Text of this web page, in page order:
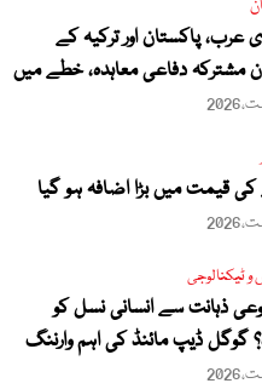
عرب، پاکستان اور ترکیہ کے
مشترکہ دفاعی معاہدہ، خطے میں
شراکت داری کا آغاز
قیمت میں بڑا اضافہ ہو گیا
ٹیکنالوجی
ذہانت سے انسانی نسل کو
گوگل ڈیپ مائنڈ کی اہم وارننگ